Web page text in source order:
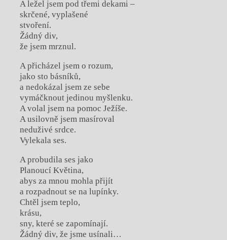
A ležel jsem pod třemi dekami –
skrčené, vyplašené
stvoření.
Žádný div,
že jsem mrznul.
A přicházel jsem o rozum,
jako sto básníků,
a nedokázal jsem ze sebe
vymáčknout jedinou myšlenku.
A volal jsem na pomoc Ježíše.
A usilovně jsem masíroval
neduživé srdce.
Vylekala ses.
A probudila ses jako
Planoucí Květina,
abys za mnou mohla přijít
a rozpadnout se na lupínky.
Chtěl jsem teplo,
krásu,
sny, které se zapomínají.
Žádný div, že jsme usínali…